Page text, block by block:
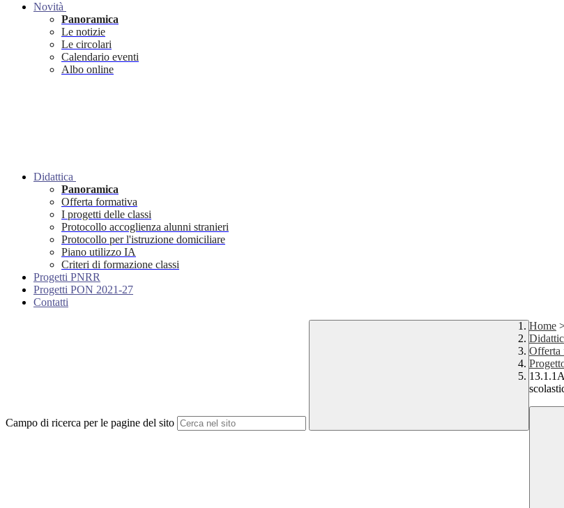
Novità
Panoramica
Le notizie
Le circolari
Calendario eventi
Albo online
Didattica
Panoramica
Offerta formativa
I progetti delle classi
Protocollo accoglienza alunni stranieri
Protocollo per l'istruzione domiciliare
Piano utilizzo IA
Criteri di formazione classi
Progetti PNRR
Progetti PON 2021-27
Contatti
Campo di ricerca per le pagine del sito
Home
Offerta